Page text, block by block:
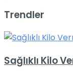
Trendler
Sağlıklı Kilo